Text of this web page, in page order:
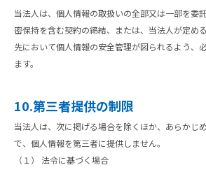
当法人は、個人情報の取扱いの全部又は一部を委
密保持を含む契約の締結、または、当法人が定め
先において個人情報の安全管理が図られるよう、
ます。
10.第三者提供の制限
当法人は、次に掲げる場合を除くほか、あらかじ
で、個人情報を第三者に提供しません。
（１） 法令に基づく場合